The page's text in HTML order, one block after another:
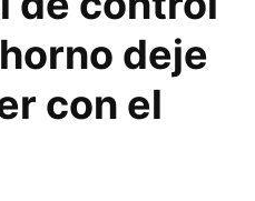
deje
con el